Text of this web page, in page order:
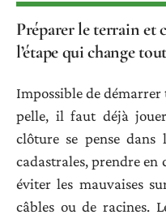
Préparer le terrain et
l’étape qui change tout
Impossible de démarrer
pelle, il faut déjà
clôture se pense
cadastrales, prendre en
éviter les mauvaises
câbles ou de racines.